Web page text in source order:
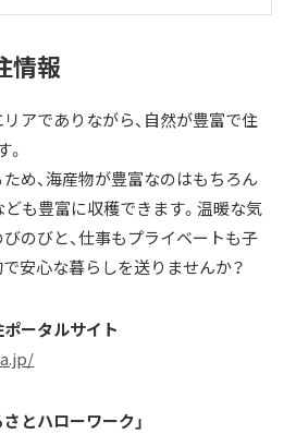
情報
アでありながら、自然が豊富で住
め、海産物が豊富なのはもちろん
ども豊富に収穫できます。温暖な気
のびと、仕事もプライベートも子
安心な暮らしを送りませんか？
ータルサイト
とハローワーク」